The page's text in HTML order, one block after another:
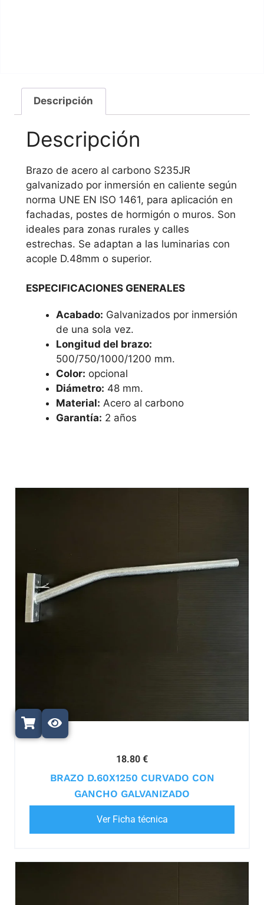
Descripción
Descripción
Brazo de acero al carbono S235JR
galvanizado por inmersión en caliente según
norma UNE EN ISO 1461, para aplicación en
fachadas, postes de hormigón o muros. Son
ideales para zonas rurales y calles
estrechas. Se adaptan a las luminarias con
acople D.48mm o superior.
ESPECIFICACIONES GENERALES
Acabado: Galvanizados por inmersión
de una sola vez.
Longitud del brazo:
500/750/1000/1200 mm.
Color: opcional
Diámetro: 48 mm.
Material: Acero al carbono
Garantía: 2 años
18.80 €
BRAZO D.60X1250 CURVADO CON
GANCHO GALVANIZADO
Ver Ficha técnica